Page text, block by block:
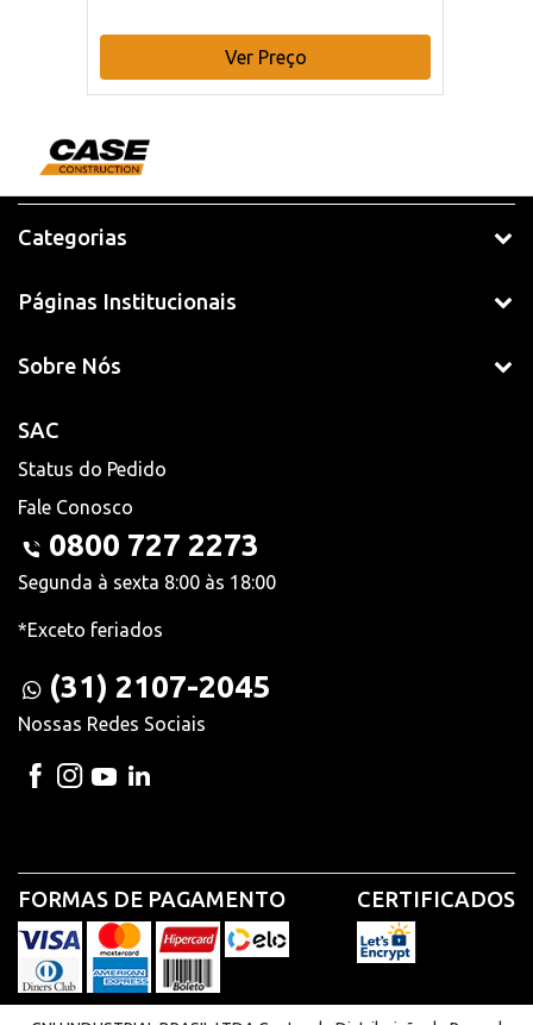
Ver Preço
Categorias
Páginas Institucionais
Sobre Nós
SAC
Status do Pedido
Fale Conosco
0800 727 2273
Segunda à sexta 8:00 às 18:00
*Exceto feriados
(31) 2107-2045
Nossas Redes Sociais
FORMAS DE PAGAMENTO CERTIFICADOS